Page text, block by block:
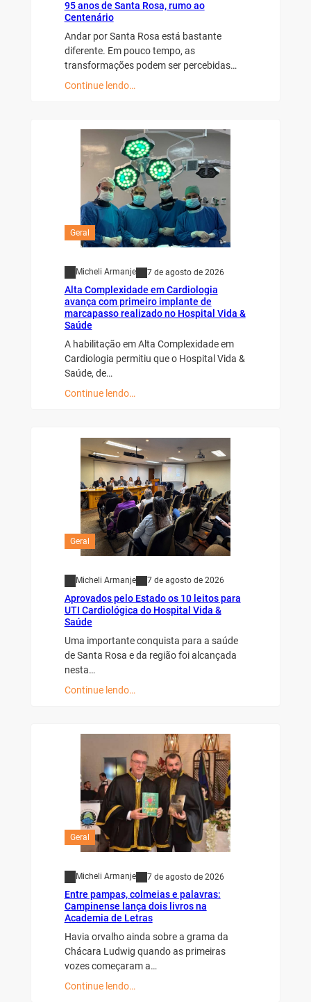
95 anos de Santa Rosa, rumo ao
Centenário
Andar por Santa Rosa está bastante
diferente. Em pouco tempo, as
transformações podem ser percebidas…
Continue lendo…
Geral
Micheli Armanje 7 de agosto de 2026
Alta Complexidade em Cardiologia
avança com primeiro implante de
marcapasso realizado no Hospital Vida &
Saúde
A habilitação em Alta Complexidade em
Cardiologia permitiu que o Hospital Vida &
Saúde, de…
Continue lendo…
Geral
Micheli Armanje 7 de agosto de 2026
Aprovados pelo Estado os 10 leitos para
UTI Cardiológica do Hospital Vida &
Saúde
Uma importante conquista para a saúde
de Santa Rosa e da região foi alcançada
nesta…
Continue lendo…
Geral
Micheli Armanje 7 de agosto de 2026
Entre pampas, colmeias e palavras:
Campinense lança dois livros na
Academia de Letras
Havia orvalho ainda sobre a grama da
Chácara Ludwig quando as primeiras
vozes começaram a…
Continue lendo…